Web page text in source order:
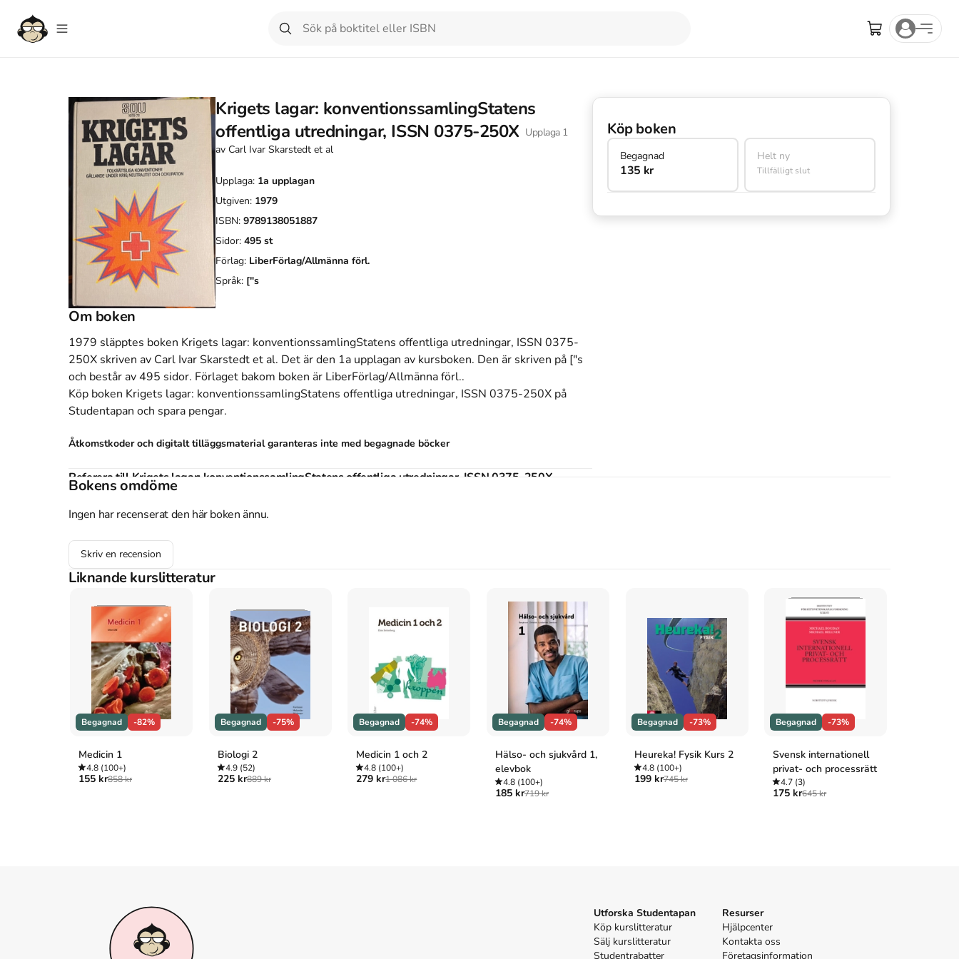
Krigets lagar: konventionssamlingStatens
offentliga utredningar, ISSN 0375-250X Upplaga 1
av Carl Ivar Skarstedt et al
Upplaga: 1a upplagan
Utgiven: 1979
ISBN: 9789138051887
Sidor: 495 st
Förlag: LiberFörlag/Allmänna förl.
Språk: ["s
Om boken
1979 släpptes boken Krigets lagar: konventionssamlingStatens offentliga utredningar, ISSN 0375-
250X skriven av Carl Ivar Skarstedt et al. Det är den 1a upplagan av kursboken. Den är skriven på ["s
och består av 495 sidor. Förlaget bakom boken är LiberFörlag/Allmänna förl..
Köp boken Krigets lagar: konventionssamlingStatens offentliga utredningar, ISSN 0375-250X på
Studentapan och spara pengar.
Åtkomstkoder och digitalt tilläggsmaterial garanteras inte med begagnade böcker
Referera till Krigets lagar: konventionssamlingStatens offentliga utredningar, ISSN 0375-250X
(Upplaga 1)
Harvard
al, C. I. S. et (1979).Krigets lagar: konventionssamlingStatens offentliga utredningar, ISSN 0375-250X
uppl. LiberFörlag/Allmänna förl.
Oxford
al, Carl Ivar Skarstedt et,Krigets lagar: konventionssamlingStatens offentliga utredningar, ISSN 0375-250X
al, C. I. S. et. (1979).Krigets lagar: konventionssamlingStatens offentliga utredningar, ISSN 0375-250X (1:a
uppl.). LiberFörlag/Allmänna förl.
Vancouver
al CIS et. Krigets lagar: konventionssamlingStatens offentliga utredningar, ISSN 0375-250X. 1:a uppl.
LiberFörlag/Allmänna förl.; 1979.
Köp boken
Begagnad
135 kr
Helt ny
Tillfälligt slut
Bokens omdöme
Ingen har recenserat den här boken ännu.
Skriv en recension
Liknande kurslitteratur
Begagnad -82%
Medicin 1
4.8 (100+)
155 kr858 kr
Begagnad -75%
Biologi 2
4.9(52)
225 kr889 kr
Begagnad -74%
Medicin 1 och 2
4.8 (100+)
279 kr1 086 kr
Begagnad -74%
Hälso- och sjukvård 1,
elevbok
4.8(100+)
185 kr719 kr
Begagnad -73%
Heureka! Fysik Kurs 2
4.8(100+)
199 kr745 kr
Begagnad -73%
Svensk internationell
privat- och processrätt
4.7 (3)
175 kr645 kr
Utforska Studentapan
Köp kurslitteratur
Sälj kurslitteratur
Studentrabatter
Resurser
Hjälpcenter
Kontakta oss
Företagsinformation